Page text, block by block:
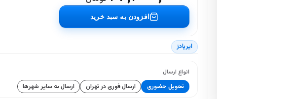
افزودن به سبد خرید
ایرپادز
انواع ارسال
تحویل حضوری ارسال فوری در تهران ارسال به سایر شهرها